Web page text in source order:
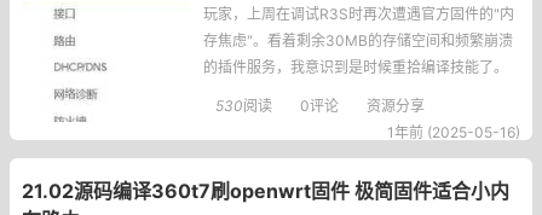
玩家，上周在调试R3S时再次遭遇官方固件的"内
存焦虑"。看着剩余30MB的存储空间和频繁崩溃
的插件服务，我意识到是时候重拾编译技能了。
经过三个通宵的源码适配和功能裁剪，终于打磨
出这个轻量化的固件版本。固件特性核心版本：2
530阅读 0评论
资源分享
1年前 (2025-05-16)
21.02源码编译360t7刷openwrt固件 极简固件适合小内